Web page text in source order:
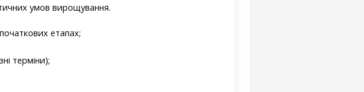
умов вирощування.
етапах;
терміни);